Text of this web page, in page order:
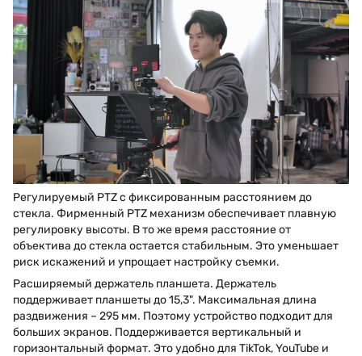
Регулируемый PTZ с фиксированным расстоянием до
стекла. Фирменный PTZ механизм обеспечивает плавную
регулировку высоты. В то же время расстояние от
объектива до стекла остается стабильным. Это уменьшает
риск искажений и упрощает настройку съемки.
Расширяемый держатель планшета. Держатель
поддерживает планшеты до 15,3". Максимальная длина
раздвижения – 295 мм. Поэтому устройство подходит для
больших экранов. Поддерживается вертикальный и
горизонтальный формат. Это удобно для TikTok, YouTube и